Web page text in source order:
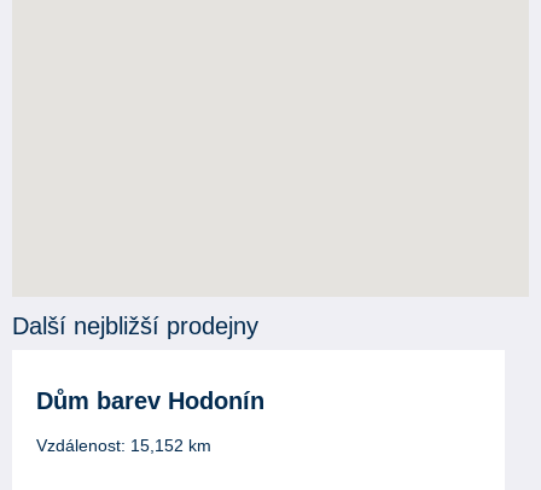
Další nejbližší prodejny
Dům barev Hodonín
Vzdálenost: 15,152 km